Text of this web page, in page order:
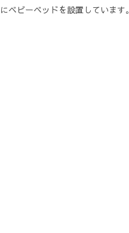
ビーベッドを設置しています。